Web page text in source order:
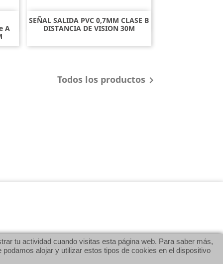
A
SEÑAL SALIDA PVC 0,7MM CLASE B
DISTANCIA DE VISION 30M
Vista rápida
Todos los productos 
tu actividad cuando visitas esta página web. Para saber más,
alojar y utilizar estos tipos de cookies en el dispositivo